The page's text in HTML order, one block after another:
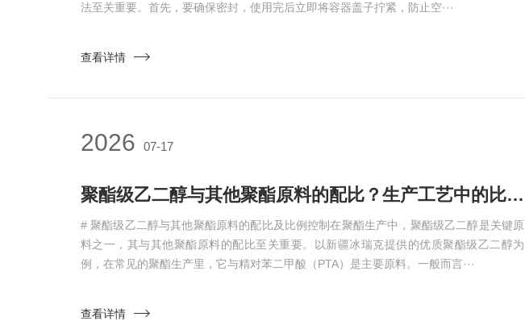
法至关重要。首先，要确保密封，使用完后立即将容器盖子拧紧，防止空···
查看详情
2026 07-17
聚酯级乙二醇与其他聚酯原料的配比？生产工艺中的比例控制
# 聚酯级乙二醇与其他聚酯原料的配比及比例控制在聚酯生产中，聚酯级乙二醇是关键原
料之一，其与其他聚酯原料的配比至关重要。以新疆冰瑞克提供的优质聚酯级乙二醇为
例，在常见的聚酯生产里，它与精对苯二甲酸（PTA）是主要原料。一般而言···
查看详情